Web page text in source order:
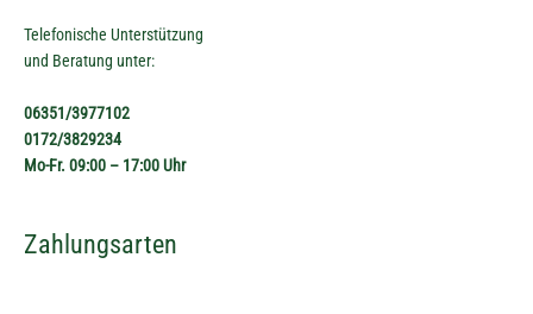
Telefonische Unterstützung
und Beratung unter:
06351/3977102
0172/3829234
Mo-Fr. 09:00 – 17:00 Uhr
Zahlungsarten